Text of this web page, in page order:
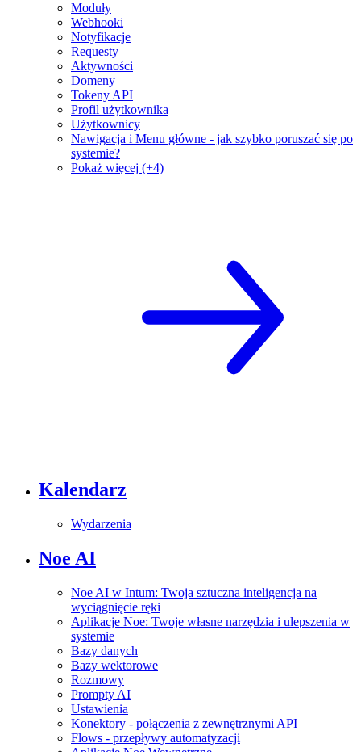
Moduły
Webhooki
Notyfikacje
Requesty
Aktywności
Domeny
Tokeny API
Profil użytkownika
Użytkownicy
Nawigacja i Menu główne - jak szybko poruszać się po
systemie?
Pokaż więcej (+4)
Kalendarz
Wydarzenia
Noe AI
Noe AI w Intum: Twoja sztuczna inteligencja na
wyciągnięcie ręki
Aplikacje Noe: Twoje własne narzędzia i ulepszenia w
systemie
Bazy danych
Bazy wektorowe
Rozmowy
Prompty AI
Ustawienia
Konektory - połączenia z zewnętrznymi API
Flows - przepływy automatyzacji